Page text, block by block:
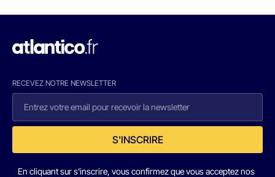
RECEVEZ NOTRE NEWSLETTER
S'INSCRIRE
En cliquant sur s'inscrire, vous confirmez que vous acceptez nos